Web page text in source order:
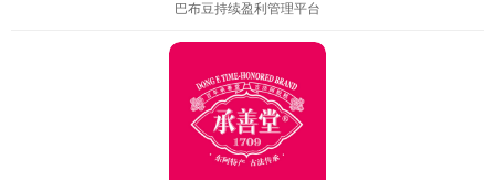
巴布豆持续盈利管理平台